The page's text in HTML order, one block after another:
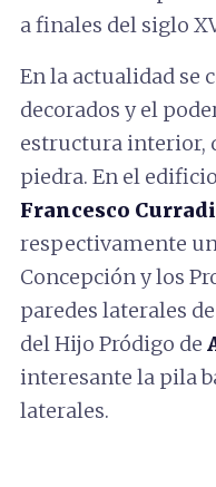
a finales del siglo
En la actualidad se
decorados y el
estructura interior,
piedra. En el
Francesco Curradi
respectivamente
Concepción y los
paredes laterales
del Hijo Pródigo de
interesante la pila
laterales.